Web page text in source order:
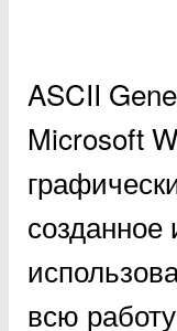
ASCII
Microsoft
всю